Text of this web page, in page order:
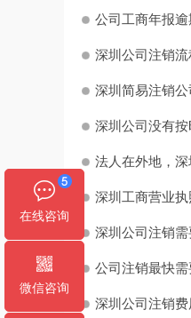
公司工商年报
深圳公司注销
深圳简易注销
深圳公司没有
法人在外地，
深圳工商营业
深圳公司注销
公司注销最快
深圳公司注销
在线咨询
微信咨询